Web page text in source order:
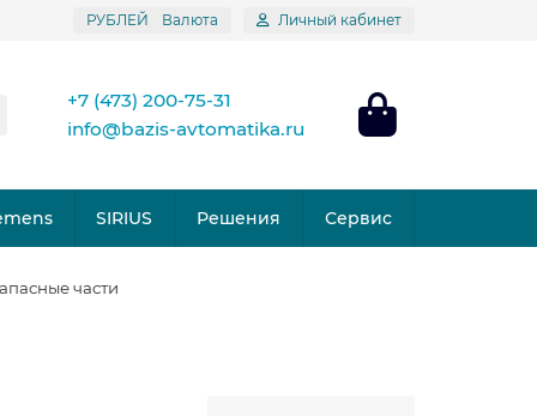
РУБЛЕЙ Валюта Личный кабинет
+7 (473) 200-75-31
info@bazis-avtomatika.ru
SIRIUS Решения Сервис
части